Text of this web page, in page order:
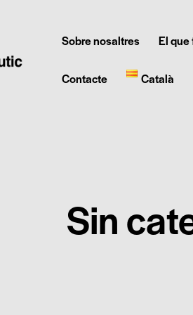
Sobre nosaltres El que
Contacte Català
Sin